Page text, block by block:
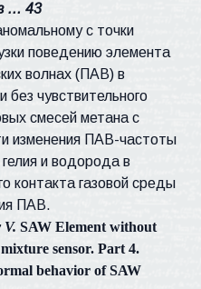
… 43
с точки
поведению элемента
волнах (ПАВ) в
без чувствительного
смесей метана с
изменения ПАВ-частоты
и водорода в
контакта газовой среды
ПАВ.
V.SAW Element without
sensor. Part 4.
behavior of SAW